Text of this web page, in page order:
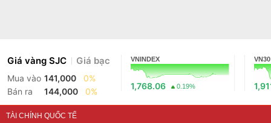
Giá vàng SJC Giá bạc
Mua vào 141,000
0%
Bán ra
144,000 0%
VNINDEX
1,768.06 0.19%
VN30
TÀI CHÍNH QUỐC TẾ